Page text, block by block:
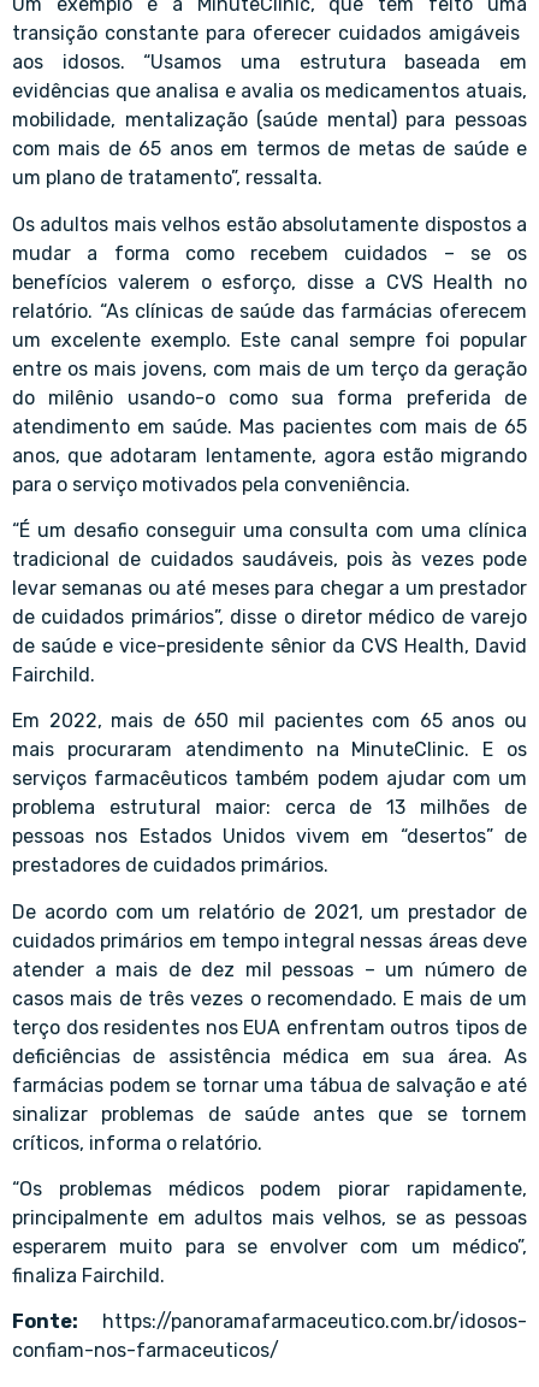
transição constante para oferecer cuidados amigáveis ​​
aos idosos. “Usamos uma estrutura baseada em
evidências que analisa e avalia os medicamentos atuais,
mobilidade, mentalização (saúde mental) para pessoas
com mais de 65 anos em termos de metas de saúde e
um plano de tratamento”, ressalta.
Os adultos mais velhos estão absolutamente dispostos a
mudar a forma como recebem cuidados – se os
benefícios valerem o esforço, disse a CVS Health no
relatório. “As clínicas de saúde das farmácias oferecem
um excelente exemplo. Este canal sempre foi popular
entre os mais jovens, com mais de um terço da geração
do milênio usando-o como sua forma preferida de
atendimento em saúde. Mas pacientes com mais de 65
anos, que adotaram lentamente, agora estão migrando
para o serviço motivados pela conveniência.
“É um desafio conseguir uma consulta com uma clínica
tradicional de cuidados saudáveis, pois às vezes pode
levar semanas ou até meses para chegar a um prestador
de cuidados primários”, disse o diretor médico de varejo
de saúde e vice-presidente sênior da CVS Health, David
Fairchild.
Em 2022, mais de 650 mil pacientes com 65 anos ou
mais procuraram atendimento na MinuteClinic. E os
serviços farmacêuticos também podem ajudar com um
problema estrutural maior: cerca de 13 milhões de
pessoas nos Estados Unidos vivem em “desertos” de
prestadores de cuidados primários.
De acordo com um relatório de 2021, um prestador de
cuidados primários em tempo integral nessas áreas deve
atender a mais de dez mil pessoas – um número de
casos mais de três vezes o recomendado. E mais de um
terço dos residentes nos EUA enfrentam outros tipos de
deficiências de assistência médica em sua área. As
farmácias podem se tornar uma tábua de salvação e até
sinalizar problemas de saúde antes que se tornem
críticos, informa o relatório.
“Os problemas médicos podem piorar rapidamente,
principalmente em adultos mais velhos, se as pessoas
esperarem muito para se envolver com um médico”,
finaliza Fairchild.
Fonte:
https://panoramafarmaceutico.com.br/idosos-
confiam-nos-farmaceuticos/